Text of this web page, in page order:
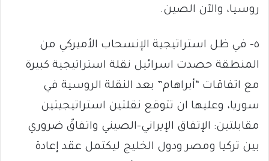
روسيا، والآن الصين.
٥- في ظل استراتيجية الإنسحاب الأميركي من
المنطقة حصدت اسرائيل نقلة استراتيجية كبيرة
مع اتفاقات “أبراهام” بعد النقلة الروسية في
سوريا، وعليها ان تتوقع نقلتين استراتيجيتين
مقابلتين: الإتفاق الإيراني-الصيني واتفاقٌ ضروري
بين تركيا ومصر ودول الخليج ليكتمل عقد إعادة